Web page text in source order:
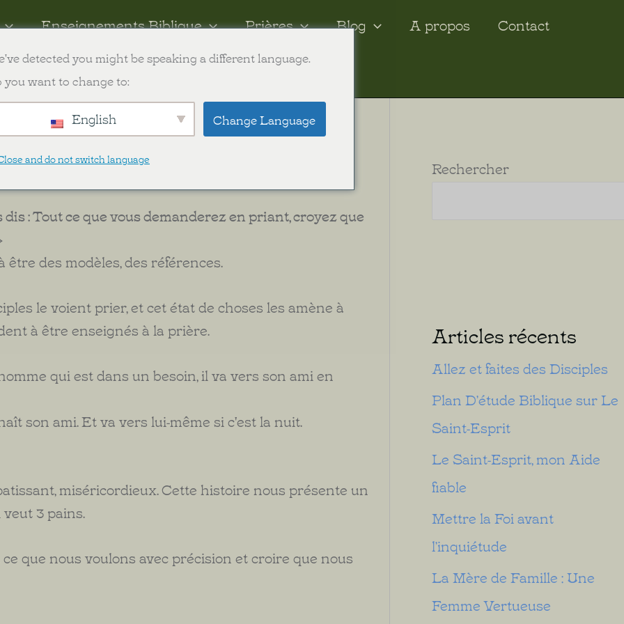
Enseignements Biblique Prières Blog A propos Contact
l'action d'insister d'être constant dans la prière.
dans1 Thessaloniciens 5 :17. « Priez sans cesse »
dis : Tout ce que vous demanderez en priant, croyez que
des modèles, des références.
le voient prier, et cet état de choses les amène à
à être enseignés à la prière.
qui est dans un besoin, il va vers son ami en
son ami. Et va vers lui-même si c'est la nuit.
miséricordieux. Cette histoire nous présente un
3 pains.
que nous voulons avec précision et croire que nous
Rechercher
Articles récents
Allez et faites des Disciples
Plan D’étude Biblique sur Le
Saint-Esprit
Le Saint-Esprit, mon Aide
fiable
Mettre la Foi avant
l’inquiétude
La Mère de Famille : Une
Femme Vertueuse
detected you might be speaking a different language.
you want to change to:
English Change Language
and do not switch language